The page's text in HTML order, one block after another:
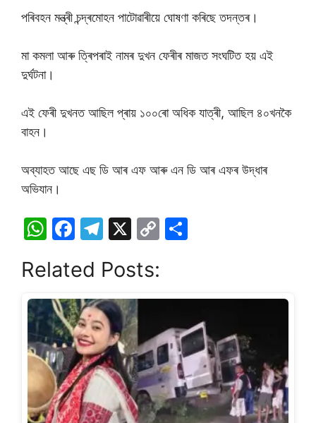
পৰিবহন মন্ত্ৰী চন্দ্ৰমোহন পাটোৱাৰীয়ে ঘোষণা কৰিছে তদন্তৰ।
মা কমলা আৰু ত্ৰিপৰাই নামৰ দুখন ফেৰীৰ মাজত সংঘটিত হয় এই
দুৰ্ঘটনা।
এই ফেৰী দুখনত আছিল প্ৰায় ১০০ৰো অধিক যাত্ৰী, আছিল ৪০খনকৈ
বাহন।
অব্যাহত আছে এছ ডি আৰ এফ আৰু এন ডি আৰ এফৰ উদ্ধাৰ
অভিযান।
W
at
s
A
p
p
F
c
e
b
o
o
k
T
e
gr
a
m
X
C
y
n
k
e
Related Posts: